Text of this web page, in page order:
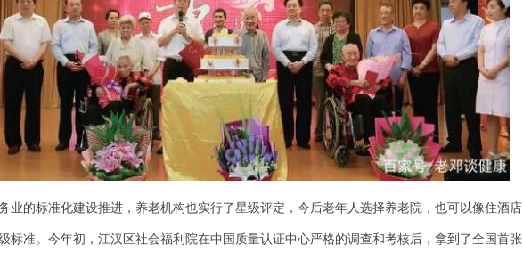
业的标准化建设推进，养老机构也实行了星级评定，今后老年人选择养老院，也可以像住酒店
标准。今年初，江汉区社会福利院在中国质量认证中心严格的调查和考核后，拿到了全国首张